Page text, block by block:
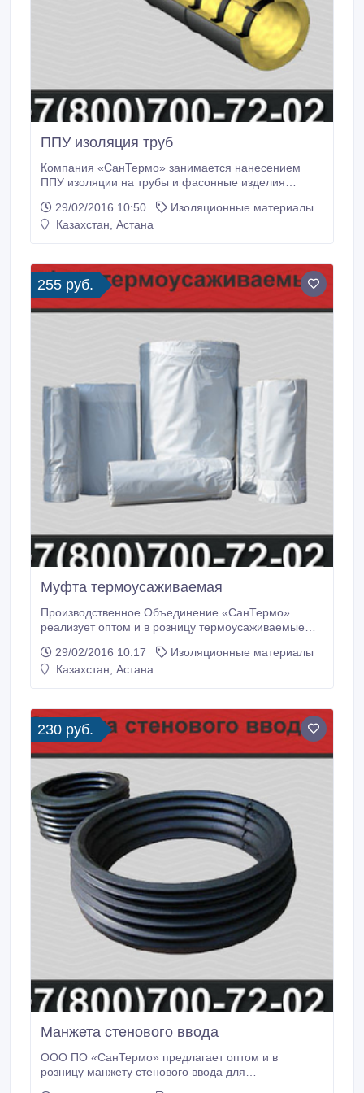
ППУ изоляция труб
Компания «СанТермо» занимается нанесением
ППУ изоляции на трубы и фасонные изделия
ППУ для теплоизоляции уже действующих систем.
ППУ изоляция по желанию заказчика снаружи
лучшие цены и безупречное качество изоляции.
29/02/2016 10:50
Изоляционные материалы
Казахстан, Астана
255 руб.
Муфта термоусаживаемая
Производственное Объединение «СанТермо»
реализует оптом и в розницу термоусаживаемые
Мы поставляем продукцию во все регионы России и
по странам СНГ в самый короткий срок. Подробнее
29/02/2016 10:17
Изоляционные материалы
Казахстан, Астана
230 руб.
Манжета стенового ввода
ООО ПО «СанТермо» предлагает оптом и в
розницу манжету стенового ввода для